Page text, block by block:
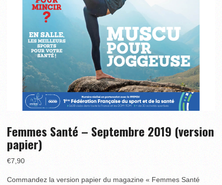
Femmes Santé – Septembre 2019 (version
papier)
€7,90
Commandez la version papier du magazine « Femmes Santé